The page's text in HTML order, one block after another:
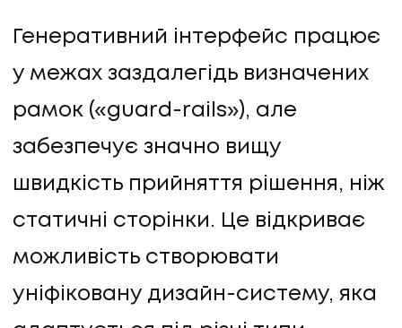
Генеративний інтерфейс працює
у межах заздалегідь визначених
рамок («guard-rails»), але
забезпечує значно вищу
швидкість прийняття рішення, ніж
статичні сторінки. Це відкриває
можливість створювати
уніфіковану дизайн-систему, яка